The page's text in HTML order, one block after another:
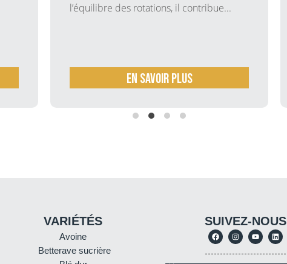
l’équilibre des rotations, il contribue...
En savoir plus
VARIÉTÉS
Avoine
Betterave sucrière
SUIVEZ-NOUS